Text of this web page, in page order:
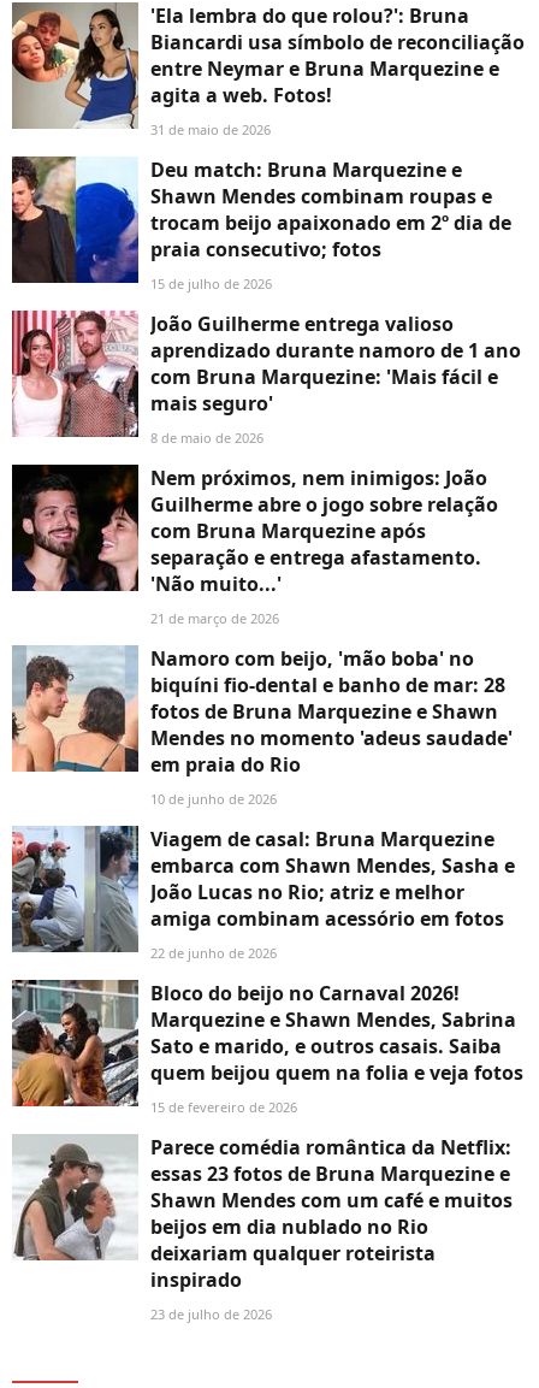
'Ela lembra do que rolou?': Bruna
Biancardi usa símbolo de reconciliação
entre Neymar e Bruna Marquezine e
agita a web. Fotos!
31 de maio de 2026
Deu match: Bruna Marquezine e
Shawn Mendes combinam roupas e
trocam beijo apaixonado em 2º dia de
praia consecutivo; fotos
15 de julho de 2026
João Guilherme entrega valioso
aprendizado durante namoro de 1 ano
com Bruna Marquezine: 'Mais fácil e
mais seguro'
8 de maio de 2026
Nem próximos, nem inimigos: João
Guilherme abre o jogo sobre relação
com Bruna Marquezine após
separação e entrega afastamento.
'Não muito...'
21 de março de 2026
Namoro com beijo, 'mão boba' no
biquíni fio-dental e banho de mar: 28
fotos de Bruna Marquezine e Shawn
Mendes no momento 'adeus saudade'
em praia do Rio
10 de junho de 2026
Viagem de casal: Bruna Marquezine
embarca com Shawn Mendes, Sasha e
João Lucas no Rio; atriz e melhor
amiga combinam acessório em fotos
22 de junho de 2026
Bloco do beijo no Carnaval 2026!
Marquezine e Shawn Mendes, Sabrina
Sato e marido, e outros casais. Saiba
quem beijou quem na folia e veja fotos
15 de fevereiro de 2026
Parece comédia romântica da Netflix:
essas 23 fotos de Bruna Marquezine e
Shawn Mendes com um café e muitos
beijos em dia nublado no Rio
deixariam qualquer roteirista
inspirado
23 de julho de 2026